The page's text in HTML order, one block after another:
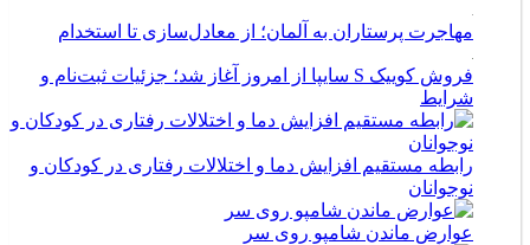
مهاجرت پرستاران به آلمان؛ از معادل‌سازی تا استخدام
فروش کوییک S سایپا از امروز آغاز شد؛ جزئیات ثبت‌نام و
شرایط
رابطه مستقیم افزایش دما و اختلالات رفتاری در کودکان و
نوجوانان
عوارض ماندن شامپو روی سر